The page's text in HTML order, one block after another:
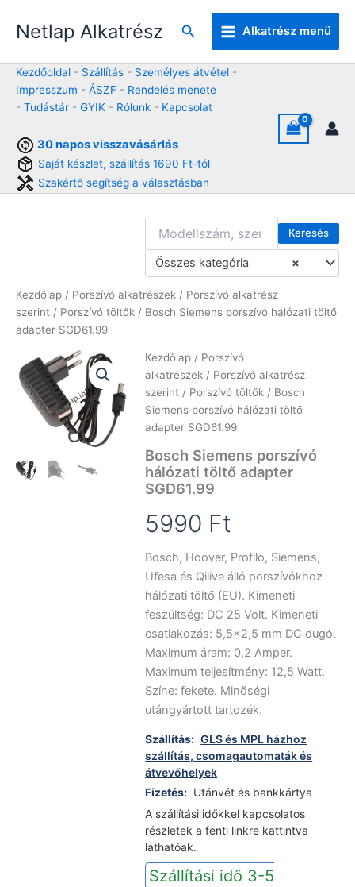
Netlap Alkatrész Keresés Alkatrész menü
Kezdőoldal - Szállítás - Személyes átvétel -
Impresszum - ÁSZF - Rendelés menete
- Tudástár - GYIK - Rólunk - Kapcsolat
30 napos visszavásárlás
Saját készlet, szállítás 1690 Ft-tól
Szakértő segítség a választásban
Keresés
×
Összes kategória
Kezdőlap / Porszívó alkatrészek / Porszívó alkatrész
szerint / Porszívó töltők / Bosch Siemens porszívó hálózati töltő
adapter SGD61.99
Kezdőlap / Porszívó
alkatrészek / Porszívó alkatrész
szerint / Porszívó töltők / Bosch
Siemens porszívó hálózati töltő
adapter SGD61.99
Bosch Siemens porszívó
hálózati töltő adapter
SGD61.99
5990 Ft
Bosch, Hoover, Profilo, Siemens,
Ufesa és Qilive álló porszívókhoz
hálózati töltő (EU). Kimeneti
feszültség: DC 25 Volt. Kimeneti
csatlakozás: 5,5×2,5 mm DC dugó.
Maximum áram: 0,2 Amper.
Maximum teljesítmény: 12,5 Watt.
Színe: fekete. Minőségi
utángyártott tartozék.
Szállítás: GLS és MPL házhoz
szállítás, csomagautomaták és
átvevőhelyek
Fizetés: Utánvét és bankkártya
A szállítási időkkel kapcsolatos
részletek a fenti linkre kattintva
láthatóak.
Szállítási idő 3-5